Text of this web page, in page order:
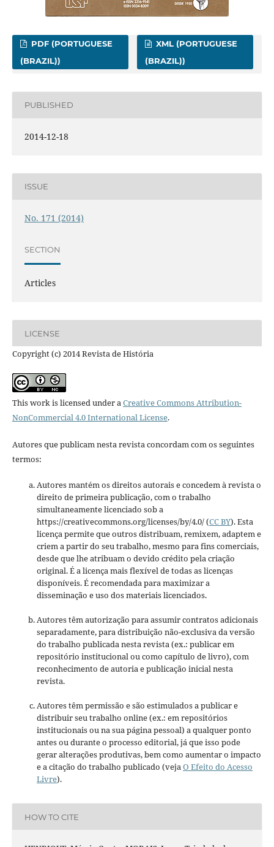
PDF (PORTUGUESE
(BRAZIL))
XML (PORTUGUESE
(BRAZIL))
PUBLISHED
2014-12-18
ISSUE
No. 171 (2014)
SECTION
Articles
LICENSE
Copyright (c) 2014 Revista de História
This work is licensed under aCreative Commons Attribution-
NonCommercial 4.0 International License.
Autores que publicam nesta revista concordam com os seguintes
termos:
Autores mantém os direitos autorais e concedem à revista o
direito de primeira publicação, com o trabalho
simultaneamente licenciado sob a
https://creativecommons.org/licenses/by/4.0/ (CC BY). Esta
licença permite que outros distribuam, remixem, adaptem e
criem a partir do seu trabalho, mesmo para fins comerciais,
desde que lhe atribuam o devido crédito pela criação
original. É a licença mais flexível de todas as licenças
disponíveis. É recomendada para maximizar a
disseminação e uso dos materiais licenciados.
Autores têm autorização para assumir contratos adicionais
separadamente, para distribuição não-exclusiva da versão
do trabalho publicada nesta revista (ex.: publicar em
repositório institucional ou como capítulo de livro), com
reconhecimento de autoria e publicação inicial nesta
revista.
Autores têm permissão e são estimulados a publicar e
distribuir seu trabalho online (ex.: em repositórios
institucionais ou na sua página pessoal) a qualquer ponto
antes ou durante o processo editorial, já que isso pode
gerar alterações produtivas, bem como aumentar o impacto
e a citação do trabalho publicado (vejaO Efeito do Acesso
Livre).
HOW TO CITE